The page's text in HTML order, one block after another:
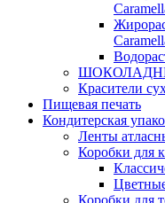
Красители
Пищевая печать
Кондитерская
Ленты
Коробки для
Коробки для